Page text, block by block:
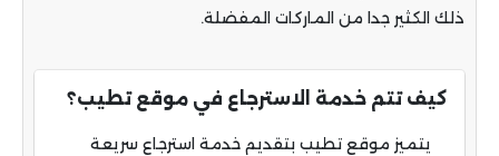
ذلك الكثير جدا من الماركات المفضلة.
كيف تتم خدمة الاسترجاع في موقع تطيب؟
يتميز موقع تطيب بتقديم خدمة استرجاع سريعة